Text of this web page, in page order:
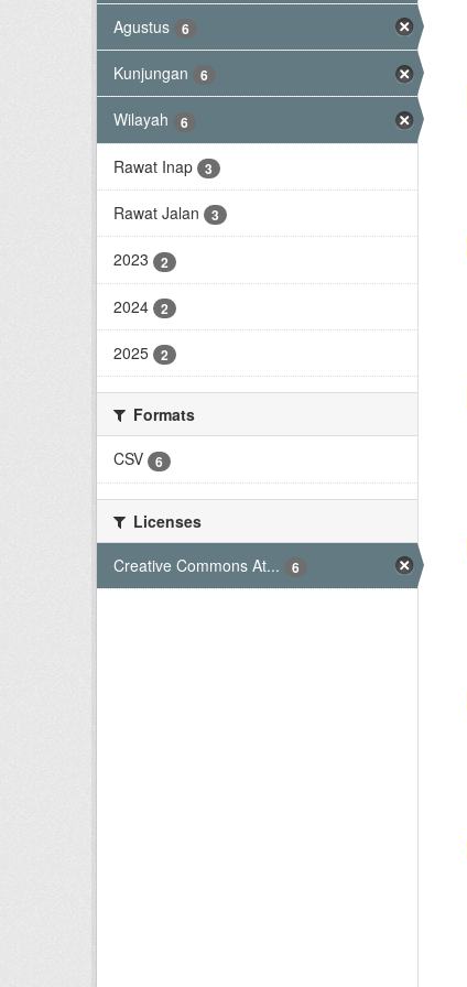
Agustus 6
Kunjungan 6
Wilayah 6
Rawat Inap 3
Rawat Jalan 3
2023 2
2024 2
2025 2
Formats
CSV
6
Licenses
Creative Commons At...
6